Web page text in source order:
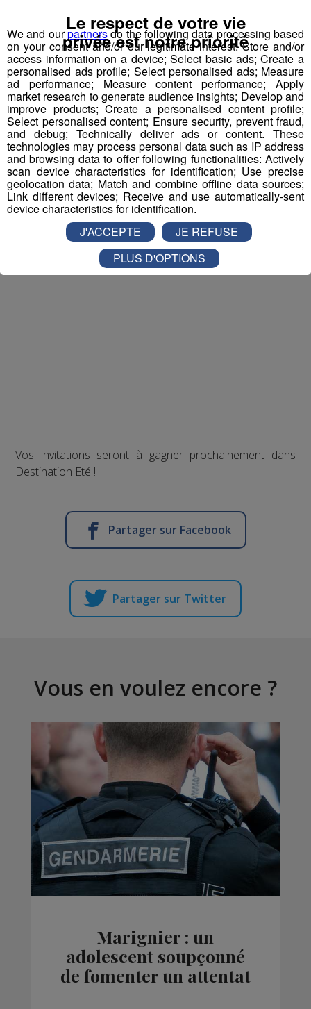
participer aux 2 tirages au sort par jour à 8h45 et 17h45.
Appelez le standard au 04 50 58 24 09
Pour cette semaine on vous offre vos entrées pour vous
et la personne de votre choix pourWALIBI RHONE
ALPES!
Nathan est allé tester pour vousVerticalp Émosson,
dans la Vallée du Trient:
Vos invitations seront à gagner prochainement dans
Destination Eté !
Partager sur Facebook
Partager sur Twitter
Vous en voulez encore ?
Marignier : un
adolescent soupçonné
de fomenter un attentat
We and ourpartnersdo the following data processing based
on your consent and/or our legitimate interest: Store and/or
access information on a device; Select basic ads; Create a
personalised ads profile; Select personalised ads; Measure
ad performance; Measure content performance; Apply
market research to generate audience insights; Develop and
improve products; Create a personalised content profile;
Select personalised content; Ensure security, prevent fraud,
and debug; Technically deliver ads or content. These
technologies may process personal data such as IP address
and browsing data to offer following functionalities: Actively
scan device characteristics for identification; Use precise
geolocation data; Match and combine offline data sources;
Link different devices; Receive and use automatically-sent
device characteristics for identification.
Le respect de votre vie
privée est notre priorité
J'ACCEPTE
JE REFUSE
PLUS D'OPTIONS